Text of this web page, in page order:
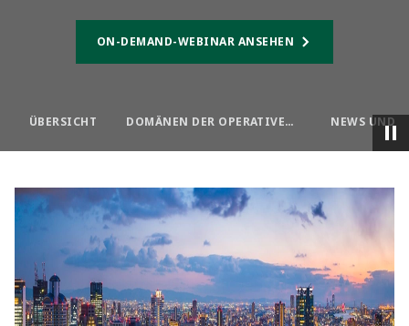
ON-DEMAND-WEBINAR ANSEHEN
ÜBERSICHT DOMÄNEN DER OPERATIVEN EXZELLENZ